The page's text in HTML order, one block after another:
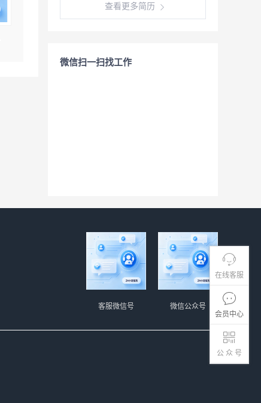
在线客服
会员中心
公 众 号
查看更多简历
微信扫一扫找工作
微信公众号
客服微信号